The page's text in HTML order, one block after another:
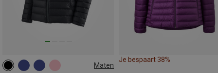
Maten
XS S M
Je bespaart 38%